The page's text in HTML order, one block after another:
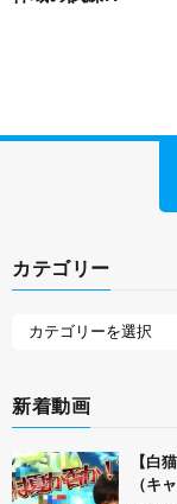
カテゴリー
新着動画
【白
（キ